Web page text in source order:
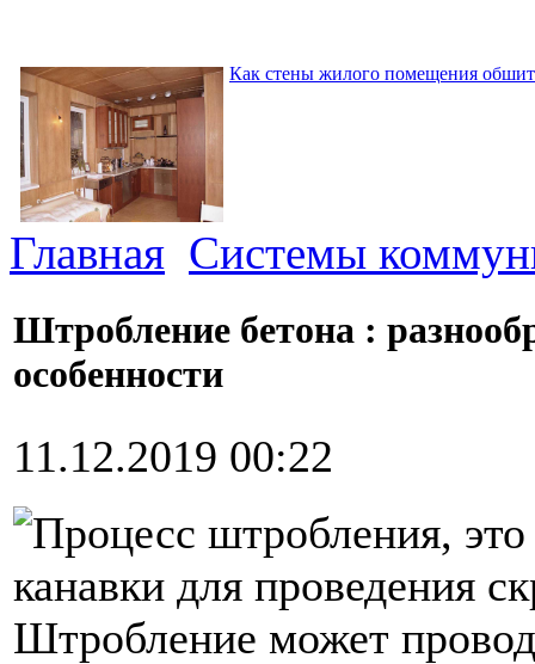
Как стены жилого помещения
Главная Системы
Штробление бетона :
особенности
11.12.2019 00:22
Процесс штробления,
канавки для проведения
Штробление может